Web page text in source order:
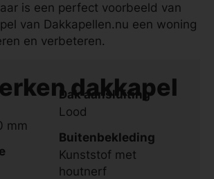
is een perfect voorbeeld van
van Dakkapellen.nu een woning
en verbeteren.
dakkapel
mm
Dak aansluiting
Lood
Buitenbekleding
Kunststof met
houtnerf